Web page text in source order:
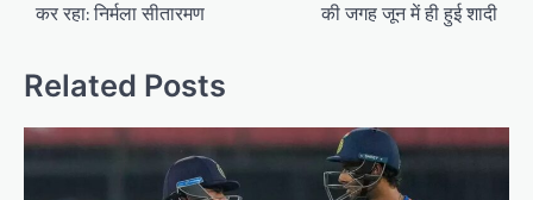
कर रहा: निर्मला सीतारमण
की जगह जून में ही हुई शादी
Related Posts